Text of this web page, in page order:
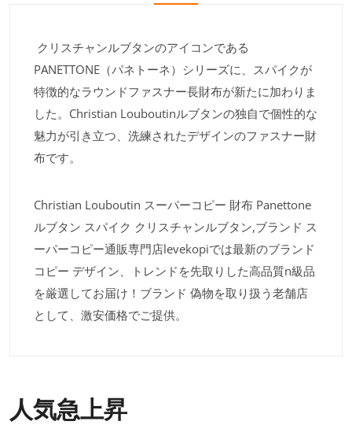
クリスチャンルブタンのアイコンである
PANETTONE（パネトーネ）シリーズに、スパイクが
特徴的なラウンドファスナー長財布が新たに加わりま
した。Christian Louboutinルブタンの独自で個性的な
魅力が引き立つ、洗練されたデザインのファスナー財
布です。
Christian Louboutin スーパーコピー 財布 Panettone
ルブタン スパイク クリスチャンルブタン,ブランド ス
ーパーコピー通販専門店levekopiでは最新のブランド
コピー デザイン、トレンドを先取りした高品質n級品
を厳選してお届け！ブランド 偽物を取り扱う老舗店
として、激安価格でご提供。
人気急上昇